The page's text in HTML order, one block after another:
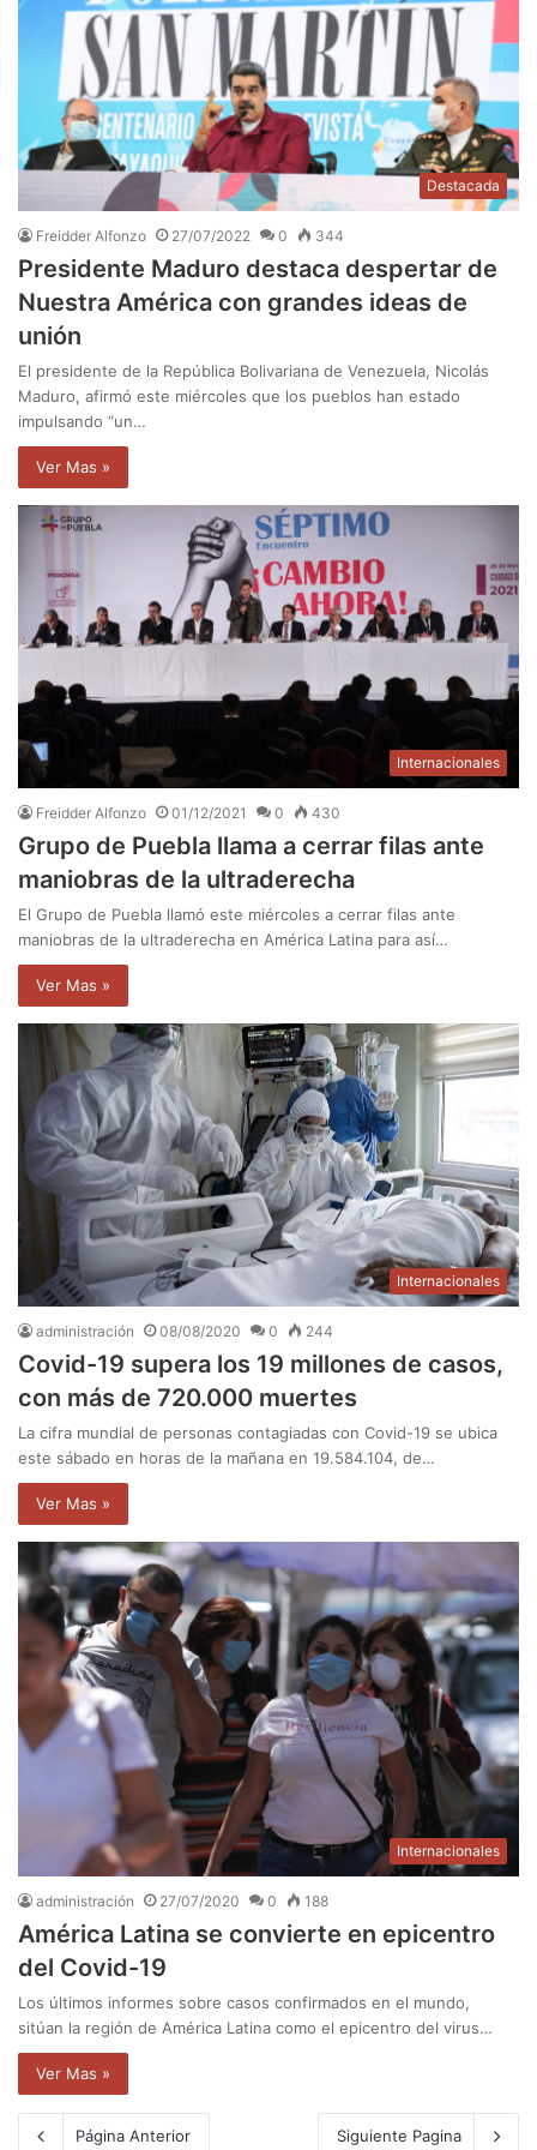
Destacada
Freidder Alfonzo 27/07/2022 0 344
Presidente Maduro destaca despertar de
Nuestra América con grandes ideas de
unión
El presidente de la República Bolivariana de Venezuela, Nicolás
Maduro, afirmó este miércoles que los pueblos han estado
impulsando “un…
Ver Mas »
Internacionales
Freidder Alfonzo 01/12/2021 0 430
Grupo de Puebla llama a cerrar filas ante
maniobras de la ultraderecha
El Grupo de Puebla llamó este miércoles a cerrar filas ante
maniobras de la ultraderecha en América Latina para así…
Ver Mas »
Internacionales
administración 08/08/2020 0 244
Covid-19 supera los 19 millones de casos,
con más de 720.000 muertes
La cifra mundial de personas contagiadas con Covid-19 se ubica
este sábado en horas de la mañana en 19.584.104, de…
Ver Mas »
Internacionales
administración 27/07/2020 0 188
América Latina se convierte en epicentro
del Covid-19
Los últimos informes sobre casos confirmados en el mundo,
sitúan la región de América Latina como el epicentro del virus…
Ver Mas »
Página Anterior Siguiente Pagina